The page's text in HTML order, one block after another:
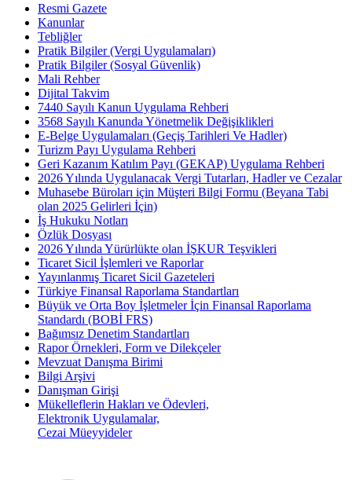
Resmi Gazete
Kanunlar
Tebliğler
Pratik Bilgiler (Vergi Uygulamaları)
Pratik Bilgiler (Sosyal Güvenlik)
Mali Rehber
Dijital Takvim
7440 Sayılı Kanun Uygulama Rehberi
3568 Sayılı Kanunda Yönetmelik Değişiklikleri
E-Belge Uygulamaları (Geçiş Tarihleri Ve Hadler)
Turizm Payı Uygulama Rehberi
Geri Kazanım Katılım Payı (GEKAP) Uygulama Rehberi
2026 Yılında Uygulanacak Vergi Tutarları, Hadler ve Cezalar
Muhasebe Büroları için Müşteri Bilgi Formu (Beyana Tabi
olan 2025 Gelirleri İçin)
İş Hukuku Notları
Özlük Dosyası
2026 Yılında Yürürlükte olan İŞKUR Teşvikleri
Ticaret Sicil İşlemleri ve Raporlar
Yayınlanmış Ticaret Sicil Gazeteleri
Türkiye Finansal Raporlama Standartları
Büyük ve Orta Boy İşletmeler İçin Finansal Raporlama
Standardı (BOBİ FRS)
Bağımsız Denetim Standartları
Rapor Örnekleri, Form ve Dilekçeler
Mevzuat Danışma Birimi
Bilgi Arşivi
Danışman Girişi
Mükelleflerin Hakları ve Ödevleri,
Elektronik Uygulamalar,
Cezai Müeyyideler